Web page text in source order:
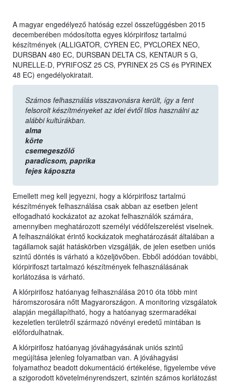
A magyar engedélyező hatóság ezzel összefüggésben 2015
decemberében módosította egyes klórpirifosz tartalmú
készítmények (ALLIGATOR, CYREN EC, PYCLOREX NEO,
DURSBAN 480 EC, DURSBAN DELTA CS, KENTAUR 5 G,
NURELLE-D, PYRIFOSZ 25 CS, PYRINEX 25 CS és PYRINEX
48 EC) engedélyokiratait.
Számos felhasználás visszavonásra került, így a fent
felsorolt készítményeket az idei évtől tilos használni az
alábbi kultúrákban.
alma
körte
csemegeszőlő
paradicsom, paprika
fejes káposzta
Emellett meg kell jegyezni, hogy a klórpirifosz tartalmú
készítmények felhasználása csak abban az esetben jelent
elfogadható kockázatot az azokat felhasználók számára,
amennyiben meghatározott személyi védőfelszerelést viselnek.
A felhasználókat érintő kockázatok meghatározását általában a
tagállamok saját hatáskörben vizsgálják, de jelen esetben uniós
szintű döntés is várható a közeljövőben. Ebből adódóan további,
klórpirifoszt tartalmazó készítmények felhasználásának
korlátozása is várható.
A klórpirifosz hatóanyag felhasználása 2010 óta több mint
háromszorosára nőtt Magyarországon. A monitoring vizsgálatok
alapján megállapítható, hogy a hatóanyag szermaradékai
kezeletlen területről származó növényi eredetű mintában is
előfordulhatnak.
A klórpirifosz hatóanyag jóváhagyásának uniós szintű
megújítása jelenleg folyamatban van. A jóváhagyási
folyamathoz beadott dokumentáció értékelése, figyelembe véve
a szigorodott követelményrendszert, szintén számos korlátozást